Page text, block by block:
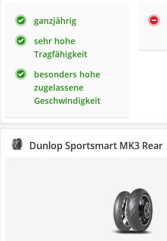
ganzjährig
sehr hohe
Tragfähigkeit
besonders hohe
zugelassene
Geschwindigkeit
Dunlop Sportsmart MK3 Rear